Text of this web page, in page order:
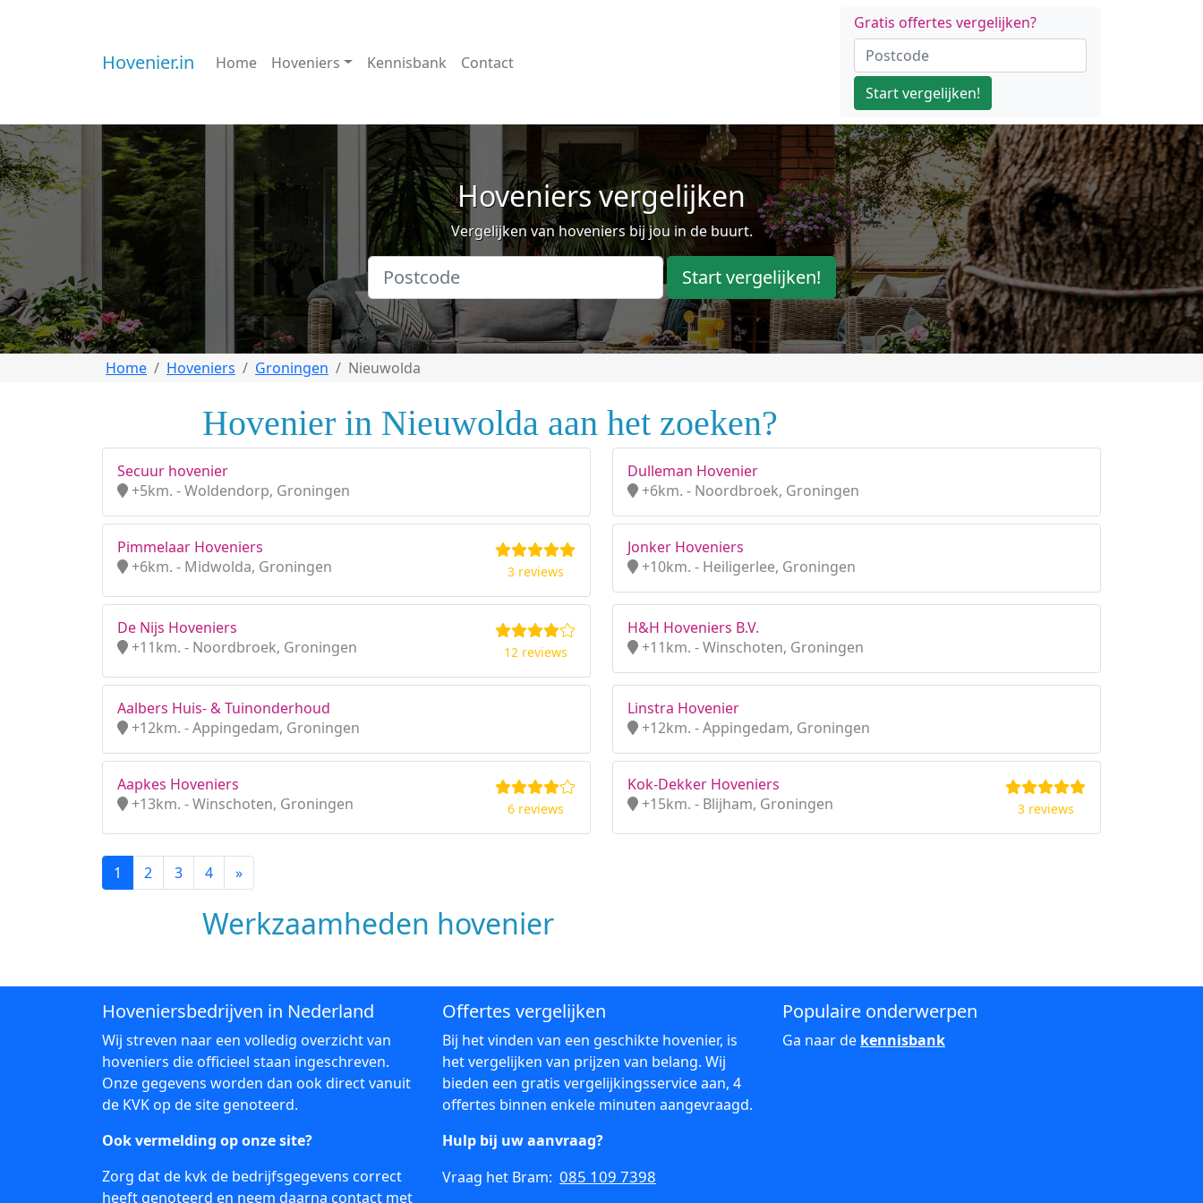
Hovenier.in Home Hoveniers Kennisbank Contact
Gratis offertes vergelijken?
Start vergelijken!
Hoveniers vergelijken
Vergelijken van hoveniers bij jou in de buurt.
Start vergelijken!
Home Hoveniers Groningen Nieuwolda
Hovenier in Nieuwolda aan het zoeken?
Secuur hovenier
+5km. - Woldendorp, Groningen
Dulleman Hovenier
+6km. - Noordbroek, Groningen
Pimmelaar Hoveniers
+6km. - Midwolda, Groningen
3 reviews
Jonker Hoveniers
+10km. - Heiligerlee, Groningen
De Nijs Hoveniers
+11km. - Noordbroek, Groningen
12 reviews
H&H Hoveniers B.V.
+11km. - Winschoten, Groningen
Aalbers Huis- & Tuinonderhoud
+12km. - Appingedam, Groningen
Linstra Hovenier
+12km. - Appingedam, Groningen
Aapkes Hoveniers
+13km. - Winschoten, Groningen
6 reviews
Kok-Dekker Hoveniers
+15km. - Blijham, Groningen
3 reviews
1 2 3 4 »
Werkzaamheden hovenier
Hoveniersbedrijven in Nederland
Wij streven naar een volledig overzicht van
hoveniers die officieel staan ingeschreven.
Onze gegevens worden dan ook direct vanuit
de KVK op de site genoteerd.
Ook vermelding op onze site?
Zorg dat de kvk de bedrijfsgegevens correct
heeft genoteerd en neem daarna contact met
Offertes vergelijken
Bij het vinden van een geschikte hovenier, is
het vergelijken van prijzen van belang. Wij
bieden een gratis vergelijkingsservice aan, 4
offertes binnen enkele minuten aangevraagd.
Hulp bij uw aanvraag?
Vraag het Bram: 085 109 7398
Populaire onderwerpen
Ga naar de kennisbank